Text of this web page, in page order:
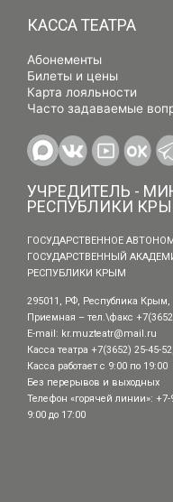
КАССА ТЕАТРА
Абонементы
Билеты и цены
Карта лояльности
Часто задаваемые
УЧРЕДИТЕЛЬ -
РЕСПУБЛИКИ
ГОСУДАРСТВЕННОЕ
ГОСУДАРСТВЕННЫЙ
РЕСПУБЛИКИ КРЫМ
295011, РФ, Республика
Приемная – тел.\факс
E-mail: kr.muzteatr@mail.ru
Касса театра +7(3652) 25-45-
Касса работает с 9:00 по 19:00
Без перерывов и выходных
Телефон «горячей линии»: +7-
9:00 до 17:00